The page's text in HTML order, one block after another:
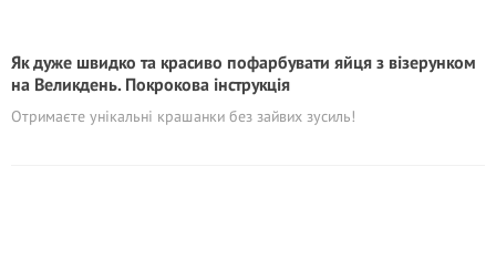
Як дуже швидко та красиво пофарбувати яйця з візерунком
на Великдень. Покрокова інструкція
Отримаєте унікальні крашанки без зайвих зусиль!